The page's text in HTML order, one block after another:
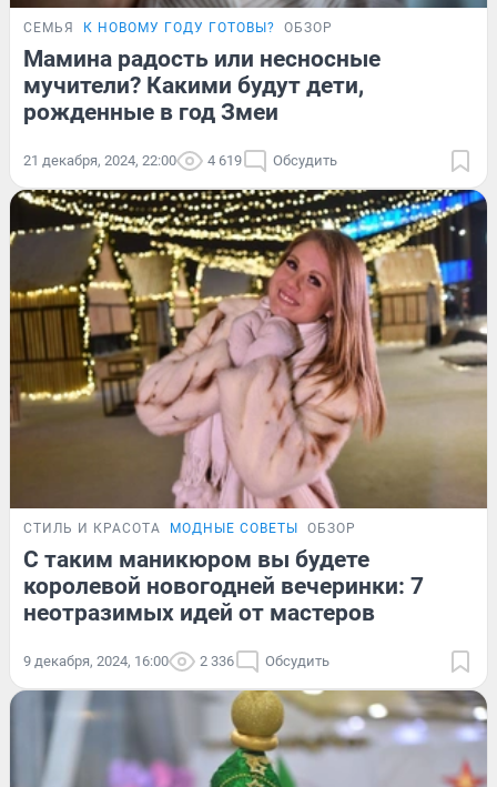
СЕМЬЯ К НОВОМУ ГОДУ ГОТОВЫ? ОБЗОР
Мамина радость или несносные
мучители? Какими будут дети,
рожденные в год Змеи
21 декабря, 2024, 22:00 4 619 Обсудить
СТИЛЬ И КРАСОТА МОДНЫЕ СОВЕТЫ ОБЗОР
С таким маникюром вы будете
королевой новогодней вечеринки: 7
неотразимых идей от мастеров
9 декабря, 2024, 16:00 2 336 Обсудить